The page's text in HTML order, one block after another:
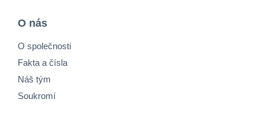
O nás
O společnosti
Fakta a čísla
Náš tým
Soukromí